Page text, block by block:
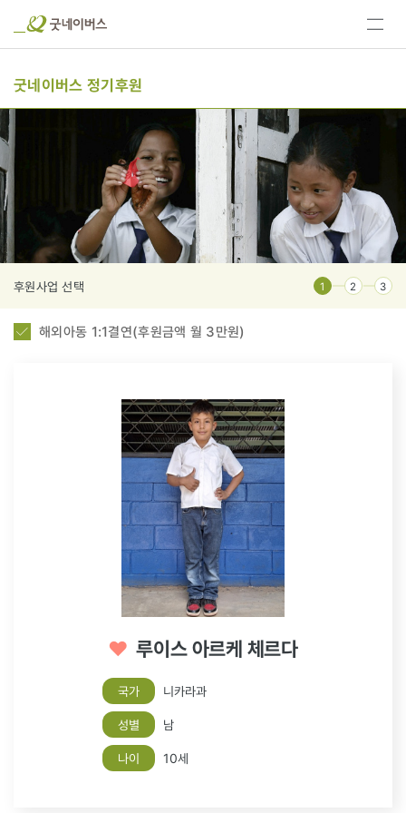
전체
굿네이버스 정기후원
후원사업 선택 1 2 3
해외아동 1:1결연(후원금액 월 3만원)
♥ 루이스 아르케 체르다
국가 니카라과
성별 남
나이 10세